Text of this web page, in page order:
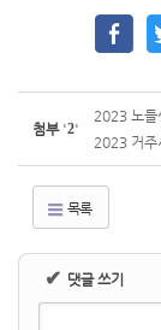
첨부 '2'
2023 노들
2023 거주
목록
✔ 댓글 쓰기